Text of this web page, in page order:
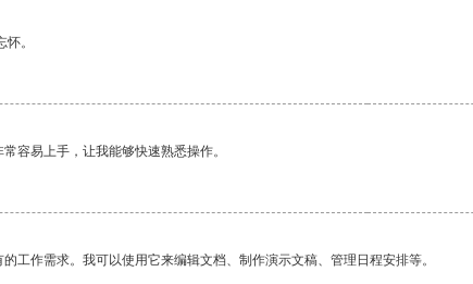
。
容易上手，让我能够快速熟悉操作。
工作需求。我可以使用它来编辑文档、制作演示文稿、管理日程安排等。